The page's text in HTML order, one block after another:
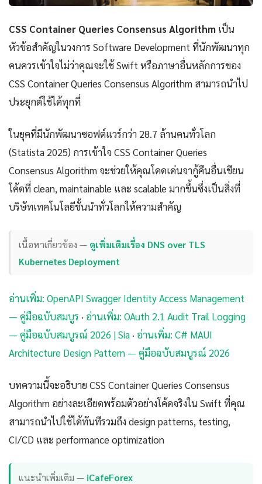
CSS Container Queries Consensus Algorithm เป็น
หัวข้อสำคัญในวงการ Software Development ที่นักพัฒนาทุก
คนควรเข้าใจไม่ว่าคุณจะใช้ Swift หรือภาษาอื่นหลักการของ
CSS Container Queries Consensus Algorithm สามารถนำไป
ประยุกต์ใช้ได้ทุกที่
ในยุคที่มีนักพัฒนาซอฟต์แวร์กว่า 28.7 ล้านคนทั่วโลก
(Statista 2025) การเข้าใจ CSS Container Queries
Consensus Algorithm จะช่วยให้คุณโดดเด่นจากู้คืนอื่นเขียน
โค้ดที่ clean, maintainable และ scalable มากขึ้นซึ่งเป็นสิ่งที่
บริษัทเทคโนโลยีชั้นนำทั่วโลกให้ความสำคัญ
เนื้อหาเกี่ยวข้อง — ดูเพิ่มเติมเรื่อง DNS over TLS
Kubernetes Deployment
อ่านเพิ่ม: OpenAPI Swagger Identity Access Management
— คู่มือฉบับสมบูร · อ่านเพิ่ม: OAuth 2.1 Audit Trail Logging
— คู่มือฉบับสมบูรณ์ 2026 | Sia · อ่านเพิ่ม: C# MAUI
Architecture Design Pattern — คู่มือฉบับสมบูรณ์ 2026
บทความนี้จะอธิบาย CSS Container Queries Consensus
Algorithm อย่างละเอียดพร้อมตัวอย่างโค้ดจริงใน Swift ที่คุณ
สามารถนำไปใช้ได้ทันทีรวมถึง design patterns, testing,
CI/CD และ performance optimization
แนะนำเพิ่มเติม — iCafeForex